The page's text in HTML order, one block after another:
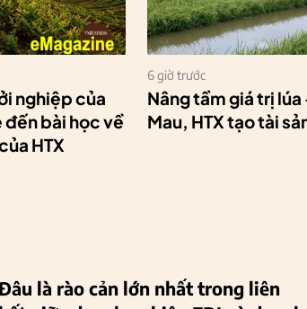
nghiệp của
bài học về
HTX
6 giờ trước
Nâng tầm giá trị
Mau, HTX tạo tài
là rào cản lớn nhất trong liên